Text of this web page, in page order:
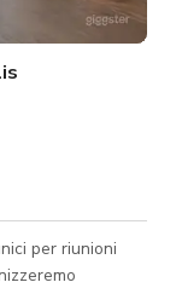
per riunioni